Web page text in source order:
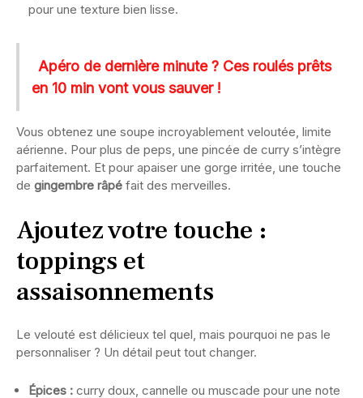
pour une texture bien lisse.
Apéro de dernière minute ? Ces roulés prêts
en 10 min vont vous sauver !
Vous obtenez une soupe incroyablement veloutée, limite
aérienne. Pour plus de peps, une pincée de curry s’intègre
parfaitement. Et pour apaiser une gorge irritée, une touche
de gingembre râpé fait des merveilles.
Ajoutez votre touche :
toppings et
assaisonnements
Le velouté est délicieux tel quel, mais pourquoi ne pas le
personnaliser ? Un détail peut tout changer.
Épices : curry doux, cannelle ou muscade pour une note